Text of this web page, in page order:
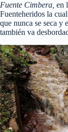
Fuente Cimbera, en
Fuenteheridos la
que nunca se seca y
también va